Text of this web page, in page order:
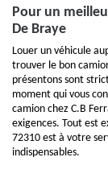
Pour un
De Braye
Louer un véhicule
trouver le bon
présentons sont
moment qui vous
camion chez C.B
exigences. Tout est
72310 est à votre
indispensables.